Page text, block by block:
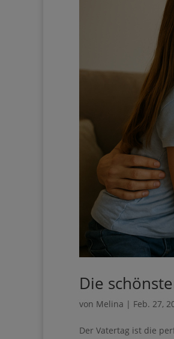
Die
von Melina| Feb. 27,
Worten, sondern mit